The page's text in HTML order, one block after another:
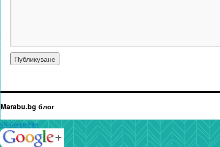
Marabu.bg блог
SN Google Plus